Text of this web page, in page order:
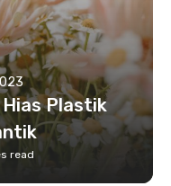
Hias Plastik
read